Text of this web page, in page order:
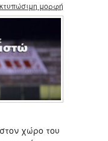
μορφή
χώρο του